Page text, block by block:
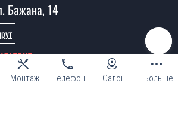
Монтаж Телефон Салон Больше
самых дешевых
дверей?
входные эконом
Бажана, 14